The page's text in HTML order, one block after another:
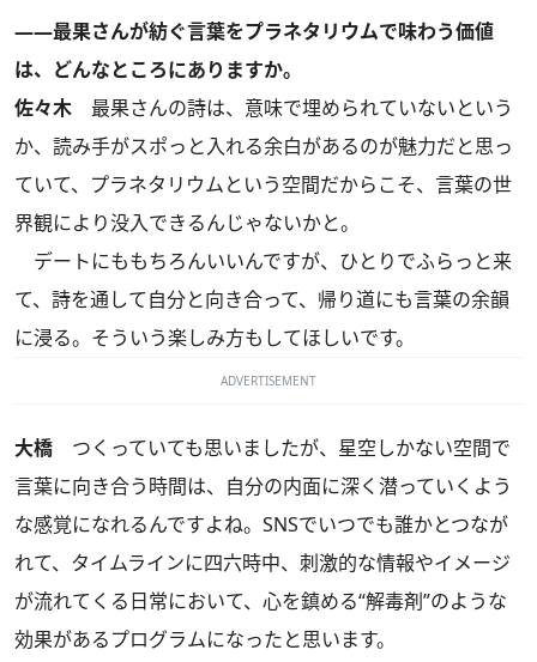
――最果さんが紡ぐ言葉をプラネタリウムで味わう価値
は、どんなところにありますか。
佐々木 最果さんの詩は、意味で埋められていないという
か、読み手がスポっと入れる余白があるのが魅力だと思っ
ていて、プラネタリウムという空間だからこそ、言葉の世
界観により没入できるんじゃないかと。
デートにももちろんいいんですが、ひとりでふらっと来
て、詩を通して自分と向き合って、帰り道にも言葉の余韻
に浸る。そういう楽しみ方もしてほしいです。
ADVERTISEMENT
大橋 つくっていても思いましたが、星空しかない空間で
言葉に向き合う時間は、自分の内面に深く潜っていくよう
な感覚になれるんですよね。SNSでいつでも誰かとつなが
れて、タイムラインに四六時中、刺激的な情報やイメージ
が流れてくる日常において、心を鎮める“解毒剤”のような
効果があるプログラムになったと思います。